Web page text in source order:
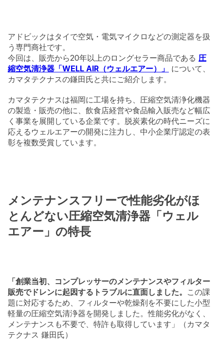
アドビックはタイで空気・電気マイクロなどの測定器を扱
う専門商社です。
今回は、販売から20年以上のロングセラー商品である 圧
縮空気清浄器「WELL AIR（ウェルエアー）」
について、
カマタテクナスの鎌田氏と共にご紹介します。
カマタテクナスは福岡に工場を持ち、圧縮空気清浄化機器
の製造・販売の他に、飲食店経営や食品輸入販売など幅広
く事業を展開している企業です。脱炭素化の時代ニーズに
応えるウェルエアーの開発に注力し、中小企業庁認定の表
彰を複数受賞しています。
メンテナンスフリーで性能劣化がほ
とんどない圧縮空気清浄器「ウェル
エアー」の特長
「創業当初、コンプレッサーのメンテナンスやフィルター
販売でドレンに起因するトラブルに直面しました。 この課
題に対応するため、フィルターや乾燥剤を不要にした小型
軽量の圧縮空気清浄器を開発しました。性能劣化がなく、
メンテナンスも不要で、特許も取得しています」（カマタ
テクナス 鎌田氏）